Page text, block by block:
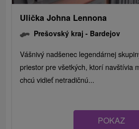
Ulička Johna Lennona
Prešovský kraj - Bardejov
Vášnivý nadšenec legendárnej
priestor pre všetkých, ktorí navštívia
chcú vidieť netradičnú...
POKAZ